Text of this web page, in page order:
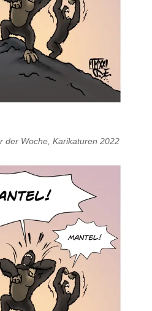
der Woche, Karikaturen 2022